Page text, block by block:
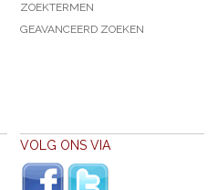
ZOEKTERMEN
GEAVANCEERD ZOEKEN
VOLG ONS VIA